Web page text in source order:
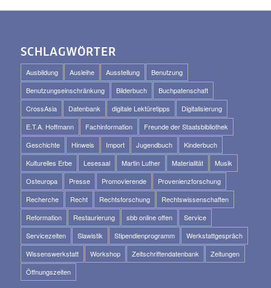
SCHLAGWÖRTER
Ausbildung Ausleihe Ausstellung
Benutzung
Benutzungseinschränkung
Bilderbuch
Buchpatenschaft
CrossAsia
Datenbank digitale Lektüretipps
Digitalisierung
E.T.A. Hoffmann
Fachinformation
Freunde der Staatsbibliothek
Geschichte
Hinweis Import Jugendbuch
Kinderbuch
Kulturelles Erbe
Lesesaal Martin Luther Materialität
Musik
Osteuropa
Presse Promovierende
Provenienzforschung
Recherche
Recht Rechtsforschung
Rechtswissenschaften
Reformation
Restaurierung sbb online offen
Service
Servicezeiten
Slawistik Stipendienprogramm
Werkstattgespräch
Wissenswerkstatt
Workshop Zeitschriftendatenbank
Zeitungen
Öffnungszeiten